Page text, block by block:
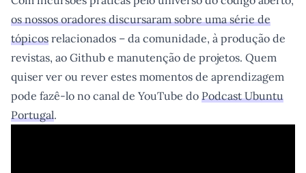
os nossos oradores discursaram sobre uma série de
tópicos relacionados – da comunidade, à produção de
revistas, ao Github e manutenção de projetos. Quem
quiser ver ou rever estes momentos de aprendizagem
pode fazê-lo no canal de YouTube do Podcast Ubuntu
Portugal.